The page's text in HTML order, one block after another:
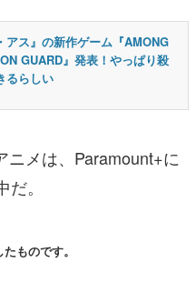
アス』の新作ゲーム『AMONG
GUARD』発表！やっぱり殺
るらしい
ニメは、Paramount+に
。
ものです。